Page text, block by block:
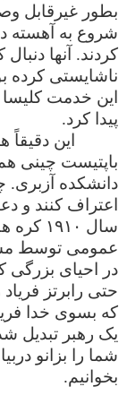
بطور غیرقابل
شروع به آهسته
کردند. آنها
ناشایستی کرده
این خدمت
پیدا کرد.
این
باپتیست چینی هم
دانشکده
اعتراف کنند و
سال
عمومی توسط
در احیای بزرگی
حتی رابرتز
یک رهبر تبدیل
شما را بزانو
بخوانیم.